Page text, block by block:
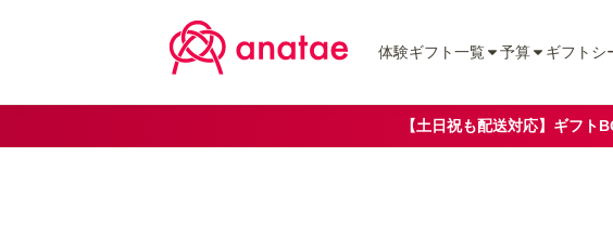
体験ギフト一覧 予算 ギフトシ
【土日祝も配送対応】ギフト